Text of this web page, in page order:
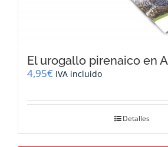
El urogallo pirenaico en
4,95€ IVA incluido
Detalles